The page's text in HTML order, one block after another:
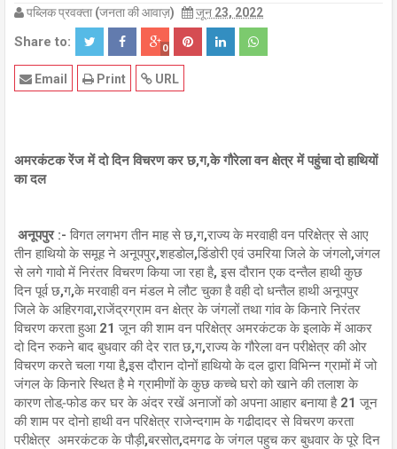
पब्लिक प्रवक्ता (जनता की आवाज़) जून 23, 2022
Share to: 0
URL
Print
Email
अमरकंटक रेंज में दो दिन विचरण कर छ,ग,के गौरेला वन क्षेत्र में पहुंचा दो हाथियों
का दल
अनूपपुर :- विगत लगभग तीन माह से छ,ग,राज्य के मरवाही वन परिक्षेत्र से आए
तीन हाथियो के समूह ने अनूपपुर,शहडोल,डिंडोरी एवं उमरिया जिले के जंगलो,जंगल
से लगे गावो में निरंतर विचरण किया जा रहा है, इस दौरान एक दन्तैल हाथी कुछ
दिन पूर्व छ,ग,के मरवाही वन मंडल मे लौट चुका है वही दो धन्तैल हाथी अनूपपुर
जिले के अहिरगवा,राजेंद्रग्राम वन क्षेत्र के जंगलों तथा गांव के किनारे निरंतर
विचरण करता हुआ 21 जून की शाम वन परिक्षेत्र अमरकंटक के इलाके में आकर
दो दिन रुकने बाद बुधवार की देर रात छ,ग,राज्य के गौरेला वन परीक्षेत्र की ओर
विचरण करते चला गया है,इस दौरान दोनों हाथियो के दल द्वारा विभिन्न ग्रामों में जो
जंगल के किनारे स्थित है मे ग्रामीणों के कुछ कच्चे घरो को खाने की तलाश के
कारण तोड-़फोड कर घर के अंदर रखें अनाजों को अपना आहार बनाया है 21 जून
की शाम पर दोनो हाथी वन परिक्षेत्र राजेन्दगाम के गढीदादर से विचरण करता
परीक्षेत्र अमरकंटक के पौड़ी,बरसोत,दमगढ के जंगल पहुच कर बुधवार के पूरे दिन